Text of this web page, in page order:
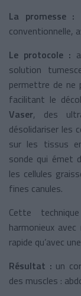
La promesse :
conventionnelle,
Le protocole :
solution
permettre de ne
facilitant le
Vaser,
des
désolidariser les
sur les tissus
sonde qui émet
les cellules
fines canules.
Cette
harmonieux
rapide qu’avec une
Résultat : un
des muscles :